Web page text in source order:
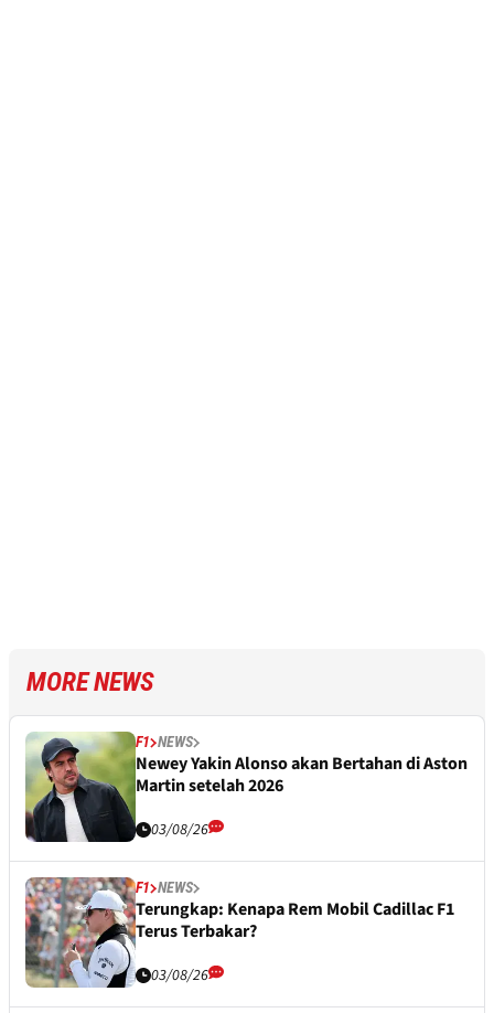
MORE NEWS
F1 NEWS
Newey Yakin Alonso akan Bertahan di Aston
Martin setelah 2026
03/08/26
F1 NEWS
Terungkap: Kenapa Rem Mobil Cadillac F1
Terus Terbakar?
03/08/26